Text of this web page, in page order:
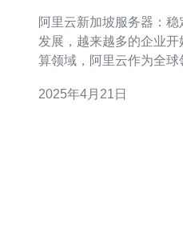
阿里云新加坡服务器：稳定高效的选
发展，越来越多的企业
算领域，阿里云作为全
定性和高效性，成为众多企业的首选
2025年4月21日